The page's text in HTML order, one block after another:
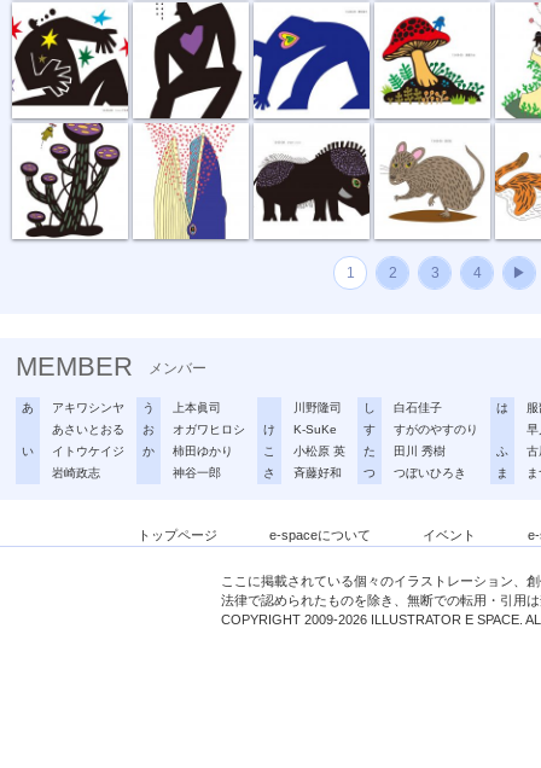
空が飛べるはず 食事風景 ク... クロイノシシ 忍び足 ネズミ 昼寝
1 2 3 4 ▶
MEMBER メンバー
あ
アキワシンヤ
あさいとおる
い
イトウケイジ
岩崎政志
う
上本眞司
お
オガワヒロシ
か
柿田ゆかり
神谷一郎
川野隆司
け
K-SuKe
こ
小松原 英
さ
斉藤好和
し
白石佳子
す
すがのやすのり
た
田川 秀樹
つ
つぼいひろき
は
早
ふ
古
ま
トップページ e-spaceについて イベント
ここに掲載されている個々のイラストレーション、
法律で認められたものを除き、無断での転用・引用
COPYRIGHT 2009-2026 ILLUSTRATOR E SPACE.